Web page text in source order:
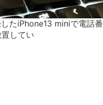
たiPhone13 miniで電話番
してい